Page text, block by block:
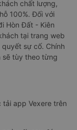
chất lượng,
100%. Đối với
Hòn Đất - Kiên
tại trang web
sự cố. Chính
sẽ tùy theo từng
tải app Vexere trên